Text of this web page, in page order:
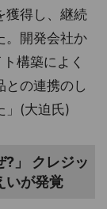
獲得し、継続
。開発会社か
構築によく
との連携のし
」(大迫氏)
?」 クレジッ
いが発覚